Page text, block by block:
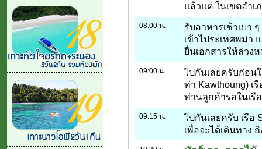
แล้วแต่ ในเขตอำเ
08:00 น.
รับอาหารเช้าเบา
เข้าไประเทศพม่า
ยื่นเอกสารให้ล่วง
09:00 น.
ไปกันเลยครับก่อน
ท่า Kawthoung) เ
ท่านลูกค้ารอในเรื
09:15 น.
ไปกันเลยครับ เรือ
เพื่อจะได้เดินทาง